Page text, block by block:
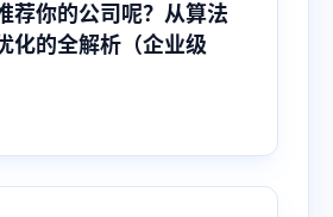
荐你的公司呢？从算法
化的全解析（企业级